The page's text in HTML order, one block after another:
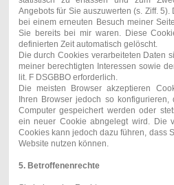
Angebots für Sie auszuwerten (s. Ziff.
bei einem erneuten Besuch meiner
Sie bereits bei mir waren. Diese
definierten Zeit automatisch gelöscht.
Die durch Cookies verarbeiteten Daten
meiner berechtigten Interessen sowie
lit. F DSGBBO erforderlich.
Die meisten Browser akzeptieren
Ihren Browser jedoch so
Computer gespeichert werden oder
ein neuer Cookie abngelegt wird. Die
Cookies kann jedoch dazu führen, dass
Website nutzen können.
5. Betroffenenrechte